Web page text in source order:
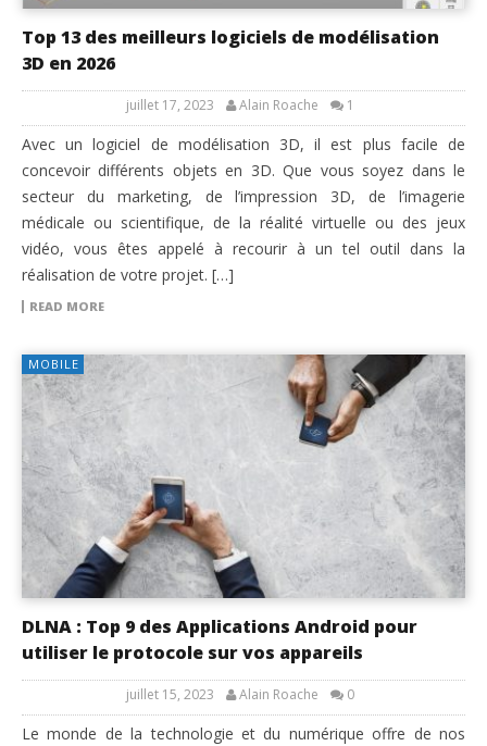
Top 13 des meilleurs logiciels de modélisation
3D en 2026
juillet 17, 2023 Alain Roache 1
Avec un logiciel de modélisation 3D, il est plus facile de
concevoir différents objets en 3D. Que vous soyez dans le
secteur du marketing, de l’impression 3D, de l’imagerie
médicale ou scientifique, de la réalité virtuelle ou des jeux
vidéo, vous êtes appelé à recourir à un tel outil dans la
réalisation de votre projet. […]
READ MORE
MOBILE
DLNA : Top 9 des Applications Android pour
utiliser le protocole sur vos appareils
juillet 15, 2023 Alain Roache 0
Le monde de la technologie et du numérique offre de nos